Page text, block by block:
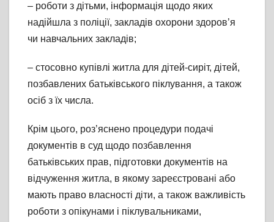
– роботи з дітьми, інформація щодо яких
надійшла з поліції, закладів охорони здоров’я
чи навчальних закладів;
– стосовно купівлі житла для дітей-сиріт, дітей,
позбавлених батьківського піклування, а також
осіб з їх числа.
Крім цього, роз’яснено процедури подачі
документів в суд щодо позбавлення
батьківських прав, підготовки документів на
відчуження житла, в якому зареєстровані або
мають право власності діти, а також важливість
роботи з опікунами і піклувальниками,